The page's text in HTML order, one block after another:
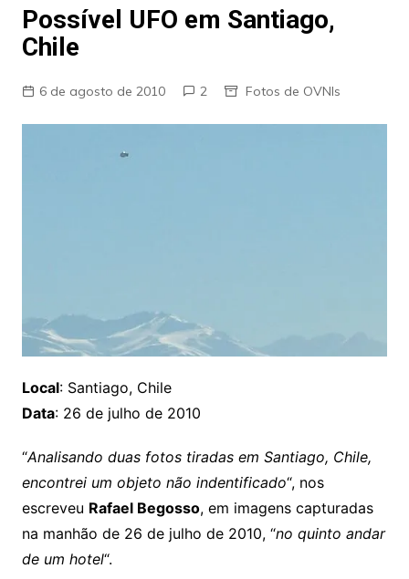
Possível UFO em Santiago,
Chile
6 de agosto de 2010 2 Fotos de OVNIs
Local: Santiago, Chile
Data: 26 de julho de 2010
“Analisando duas fotos tiradas em Santiago, Chile,
encontrei um objeto não indentificado“, nos
escreveu Rafael Begosso, em imagens capturadas
na manhão de 26 de julho de 2010, “no quinto andar
de um hotel“.